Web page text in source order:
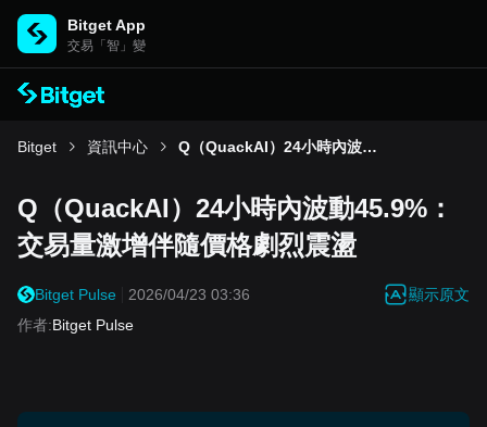
Bitget App
交易「智」變
Bitget 資訊中心 Q（QuackAI）24小時內波動45.9%：交易量激增伴隨價格劇烈震盪
Q（QuackAI）24小時內波動45.9%：
交易量激增伴隨價格劇烈震盪
Bitget Pulse 2026/04/23 03:36
顯示原文
作者:Bitget Pulse